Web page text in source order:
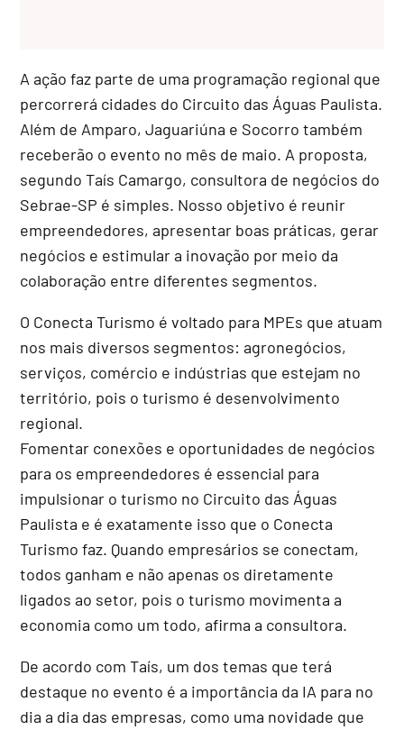
A ação faz parte de uma programação regional que
percorrerá cidades do Circuito das Águas Paulista.
Além de Amparo, Jaguariúna e Socorro também
receberão o evento no mês de maio. A proposta,
segundo Taís Camargo, consultora de negócios do
Sebrae-SP é simples. Nosso objetivo é reunir
empreendedores, apresentar boas práticas, gerar
negócios e estimular a inovação por meio da
colaboração entre diferentes segmentos.
O Conecta Turismo é voltado para MPEs que atuam
nos mais diversos segmentos: agronegócios,
serviços, comércio e indústrias que estejam no
território, pois o turismo é desenvolvimento
regional.
Fomentar conexões e oportunidades de negócios
para os empreendedores é essencial para
impulsionar o turismo no Circuito das Águas
Paulista e é exatamente isso que o Conecta
Turismo faz. Quando empresários se conectam,
todos ganham e não apenas os diretamente
ligados ao setor, pois o turismo movimenta a
economia como um todo, afirma a consultora.
De acordo com Taís, um dos temas que terá
destaque no evento é a importância da IA para no
dia a dia das empresas, como uma novidade que